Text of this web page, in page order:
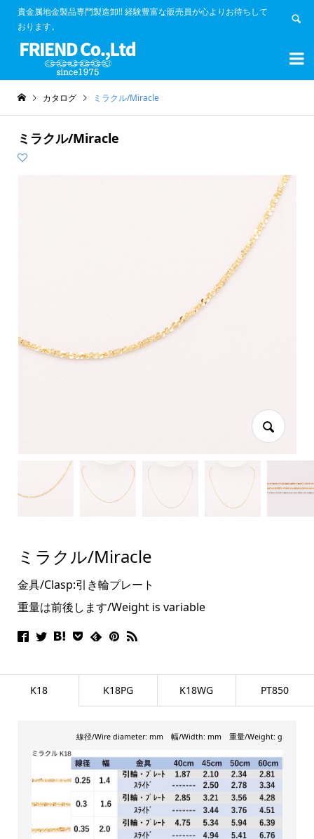
貴金属地金製品専門製造卸!! 経験豊富な販売員が心よりお待ちして
おります。


カタログ ミラクル/Miracle
ミラクル/Miracle
ミラクル/Miracle
金具/Clasp:引き輪プレート
重量は前後します/Weight is variable
K18 K18PG K18WG PT850
線径/Wire diameter: mm 幅/Width: mm 重量/Weight: g